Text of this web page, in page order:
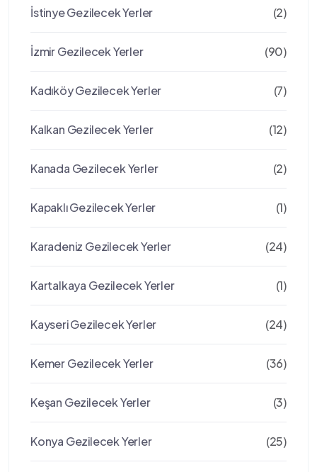
İstinye Gezilecek Yerler (2)
İzmir Gezilecek Yerler (90)
Kadıköy Gezilecek Yerler (7)
Kalkan Gezilecek Yerler (12)
Kanada Gezilecek Yerler (2)
Kapaklı Gezilecek Yerler (1)
Karadeniz Gezilecek Yerler (24)
Kartalkaya Gezilecek Yerler (1)
Kayseri Gezilecek Yerler (24)
Kemer Gezilecek Yerler (36)
Keşan Gezilecek Yerler (3)
Konya Gezilecek Yerler (25)